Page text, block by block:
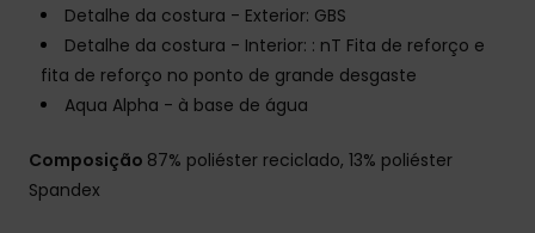
Detalhe da costura - Exterior: GBS
Detalhe da costura - Interior: : nT Fita de reforço e
fita de reforço no ponto de grande desgaste
Aqua Alpha - à base de água
Composição 87% poliéster reciclado, 13% poliéster
Spandex